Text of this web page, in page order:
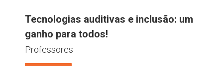
Tecnologias auditivas e inclusão: um
ganho para todos!
Professores